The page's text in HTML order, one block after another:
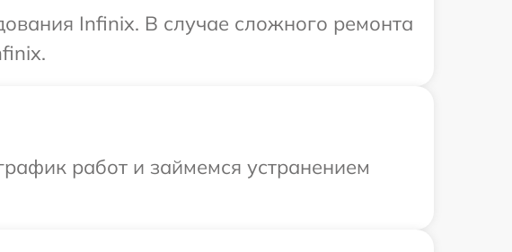
Infinix. В случае сложного ремонта
работ и займемся устранением